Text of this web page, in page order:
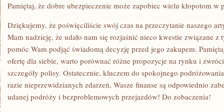
Pamiętaj, ⁣że ⁢dobre ubezpieczenie może zapobiec wielu⁣ kłopotom⁢ w
Dziękujemy, że poświęciliście​ swój czas na przeczytanie naszego
Mam ⁤nadzieję, że udało nam ‌się rozjaśnić⁤ nieco kwestie ⁢związane
pomóc Wam podjąć świadomą decyzję‌ przed jego zakupem.
‌ofertę dla siebie, warto porównać różne propozycje ⁤na ​rynku‌ i
szczegóły polisy. Ostatecznie, kluczem do spokojnego
razie nieprzewidzianych zdarzeń,⁤ Wasze finanse są odpowiednio
udanej ⁤podróży i ⁢bezproblemowych⁣ przejazdów! Do⁢ zobaczenia!